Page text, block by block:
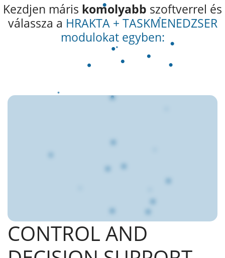
Kezdjen máris komolyabb szoftverrel és
válassza a HRAKTA + TASKMENEDZSER
modulokat egyben:
CONTROL AND